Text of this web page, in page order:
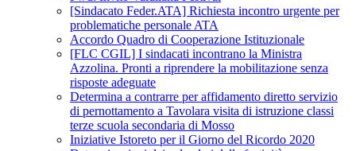
[Sindacato Feder.ATA] Richiesta incontro urgente per
problematiche personale ATA
Accordo Quadro di Cooperazione Istituzionale
[FLC CGIL] I sindacati incontrano la Ministra
Azzolina. Pronti a riprendere la mobilitazione senza
risposte adeguate
Determina a contrarre per affidamento diretto servizio
di pernottamento a Tavolara visita di istruzione classi
terze scuola secondaria di Mosso
Iniziative Istoreto per il Giorno del Ricordo 2020